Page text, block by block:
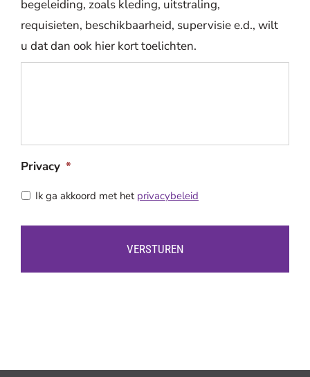
begeleiding, zoals kleding, uitstraling,
requisieten, beschikbaarheid, supervisie e.d., wilt
u dat dan ook hier kort toelichten.
Privacy *
Ik ga akkoord met het privacybeleid